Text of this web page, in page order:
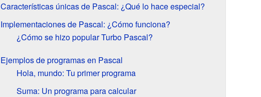
Características únicas de Pascal: ¿Qué lo hace especial?
Implementaciones de Pascal: ¿Cómo funciona?
¿Cómo se hizo popular Turbo Pascal?
Ejemplos de programas en Pascal
Hola, mundo: Tu primer programa
Suma: Un programa para calcular